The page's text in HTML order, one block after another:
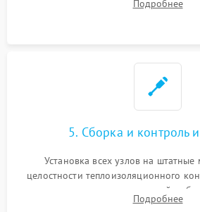
выгоревших реле, восстановление
Подробнее
5. Сборка и контроль
Установка всех узлов на штатные
целостности теплоизоляционного
исключить перегрев кухонной
Надежная фиксация клемм и
Подробнее